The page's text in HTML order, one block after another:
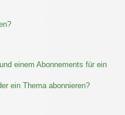
einem Abonnements für ein
ein Thema abonnieren?